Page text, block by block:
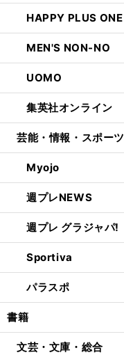
HAPPY PLUS ONE
MEN'S NON-NO
UOMO
集英社オンライン
芸能・情報・スポーツ
Myojo
週プレNEWS
週プレ グラジャパ!
Sportiva
パラスポ
書籍
文芸・文庫・総合